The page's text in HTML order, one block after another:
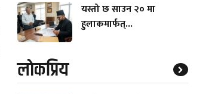
यस्तो छ साउन २० मा
हुलाकमार्फत्...
लाेकप्रिय